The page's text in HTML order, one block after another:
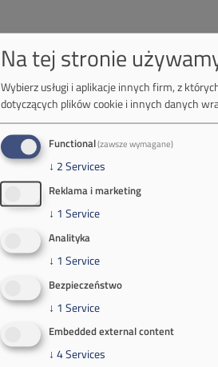
Na tej stronie
Wybierz usługi i aplikacje innych firm, z
dotyczących plików cookie i innych danych
Functional(zawsze wymagane)
↓ 2Services
Reklama i marketing
↓ 1 Service
Analityka
↓ 1 Service
Bezpieczeństwo
↓ 1 Service
Embedded external content
↓ 4Services